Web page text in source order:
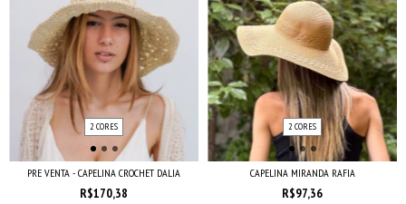
2 CORES
PRE VENTA - CAPELINA CROCHET DALIA
R$170,38
2 CORES
CAPELINA MIRANDA RAFIA
R$97,36